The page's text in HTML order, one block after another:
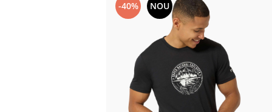
-40% NOU